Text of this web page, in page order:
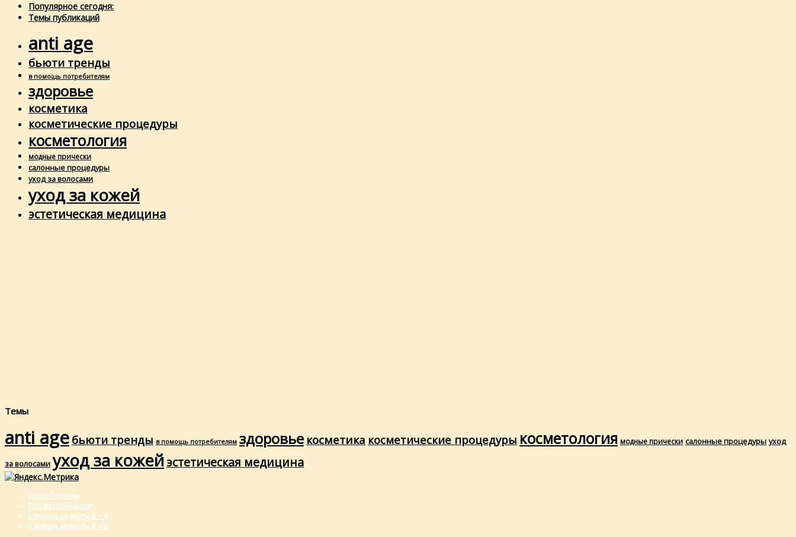
Популярное сегодня:
Темы публикаций
anti age
бьюти тренды
в помощь потребителям
здоровье
косметика
косметические процедуры
косметология
модные прически
салонные процедуры
уход за волосами
уход за кожей
эстетическая медицина
Темы
anti age бьюти тренды в помощь потребителям здоровье косметика косметические процедуры косметология модные прически салонные процедуры уход
за волосами уход за кожейэстетическая медицина
Потребителям
Профессионалам
Словарь красоты А – Я
Словарь красоты A – Z